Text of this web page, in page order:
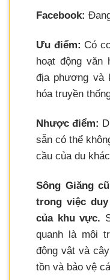
Facebook:
Ưu điểm: Có
hoạt động văn
địa phương và
hóa truyền
Nhược điểm:
sẵn có thể
cầu của du
Sông Giăng
trong việc
của khu vực.
quanh là môi
động vật và
tồn và bảo vệ